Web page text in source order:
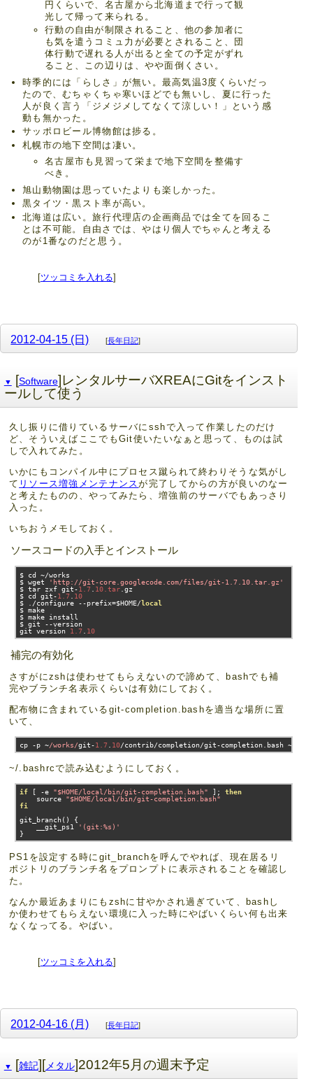
円くらいで、名古屋から北海道まで行って観
光して帰って来られる。
行動の自由が制限されること、他の参加者に
も気を遣うコミュ力が必要とされること、団
体行動で遅れる人が出ると全ての予定がずれ
ること、この辺りは、やや面倒くさい。
時季的には「らしさ」が無い。最高気温3度くらいだっ
たので、むちゃくちゃ寒いほどでも無いし、夏に行った
人が良く言う「ジメジメしてなくて涼しい！」という感
動も無かった。
サッポロビール博物館は捗る。
札幌市の地下空間は凄い。
名古屋市も見習って栄まで地下空間を整備す
べき。
旭山動物園は思っていたよりも楽しかった。
黒タイツ・黒スト率が高い。
北海道は広い。旅行代理店の企画商品では全てを回るこ
とは不可能。自由さでは、やはり個人でちゃんと考える
のが1番なのだと思う。
[ツッコミを入れる]
2012-04-15 (日) [長年日記]
▼ [Software]レンタルサーバXREAにGitをインスト
ールして使う
久し振りに借りているサーバにsshで入って作業したのだけ
ど、そういえばここでもGit使いたいなぁと思って、ものは試
しで入れてみた。
いかにもコンパイル中にプロセス蹴られて終わりそうな気がし
て リソース増強メンテナンスが完了してからの方が良いのなー
と考えたものの、やってみたら、増強前のサーバでもあっさり
入った。
いちおうメモしておく。
ソースコードの入手とインストール
$ cd ~/works
$ wget
'http://git-core.googlecode.com/files/git-1.7.10.tar.gz'
$ tar zxf git-1.7 10.tar.gz
$ cd git-1.7 10
$
./configure --prefix=$HOME/local
$ make
$ make install
$ git --version
git version 1.7 10
補完の有効化
さすがにzshは使わせてもらえないので諦めて、bashでも補
完やブランチ名表示くらいは有効にしておく。
配布物に含まれているgit-completion.bashを適当な場所に置
いて、
cp -p ~/works/git-1.7 10/contrib/completion/git-completion bash ~
~/.bashrcで読み込むようにしておく。
if [ -e "$HOME/local/bin/git-completion.bash" ];
then
    source
"$HOME/local/bin/git-completion.bash"
fi
git_branch()
{
    __git_ps1
'(git:%s)'
}
PS1を設定する時にgit_branchを呼んでやれば、現在居るリ
ポジトリのブランチ名をプロンプトに表示されることを確認し
た。
なんか最近あまりにもzshに甘やかされ過ぎていて、bashし
か使わせてもらえない環境に入った時にやばいくらい何も出来
なくなってる。やばい。
[ツッコミを入れる]
2012-04-16 (月) [長年日記]
▼ [雑記][メタル]2012年5月の週末予定